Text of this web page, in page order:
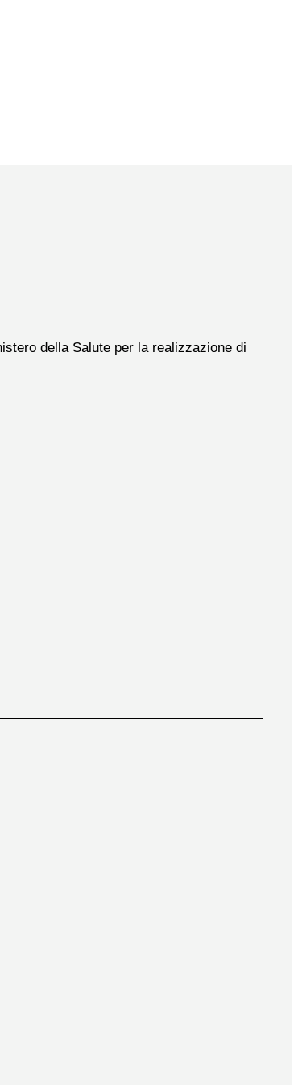
della Salute per la realizzazione di